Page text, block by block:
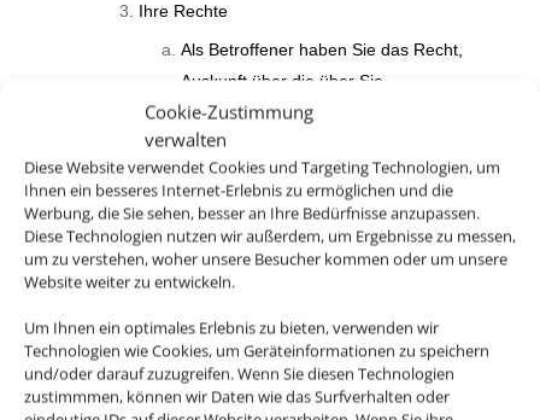
Cookie-Zustimmung
verwalten
Diese Website verwendet Cookies und Targeting Technologien, um
Ihnen ein besseres Internet-Erlebnis zu ermöglichen und die
Werbung, die Sie sehen, besser an Ihre Bedürfnisse anzupassen.
Diese Technologien nutzen wir außerdem, um Ergebnisse zu messen,
um zu verstehen, woher unsere Besucher kommen oder um unsere
Website weiter zu entwickeln.
Um Ihnen ein optimales Erlebnis zu bieten, verwenden wir
Technologien wie Cookies, um Geräteinformationen zu speichern
und/oder darauf zuzugreifen. Wenn Sie diesen Technologien
zustimmmen, können wir Daten wie das Surfverhalten oder
Ihre Rechte
Als Betroffener haben Sie das Recht,
Auskunft über die über Sie
gespeicherten Daten und den Umfang
der vorgenommenen
Datenverarbeitung und -weitergabe zu
verlangen und eine Kopie der über Sie
gespeicherten personenbezogenen
Daten zu erhalten.
unverzüglich die Berichtigung Sie
betreffender unrichtiger sowie die
Vervollständigung unvollständiger über